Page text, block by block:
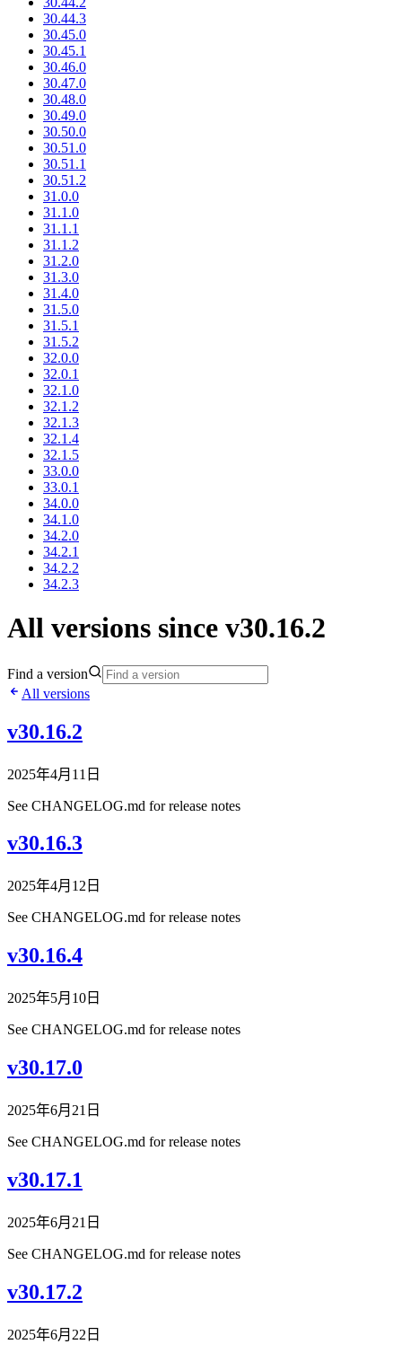
30.44.3
30.45.0
30.45.1
30.46.0
30.47.0
30.48.0
30.49.0
30.50.0
30.51.0
30.51.1
30.51.2
31.0.0
31.1.0
31.1.1
31.1.2
31.2.0
31.3.0
31.4.0
31.5.0
31.5.1
31.5.2
32.0.0
32.0.1
32.1.0
32.1.2
32.1.3
32.1.4
32.1.5
33.0.0
33.0.1
34.0.0
34.1.0
34.2.0
34.2.1
34.2.2
34.2.3
All versions since v30.16.2
Find a version
All versions
v30.16.2
2025年4月11日
See CHANGELOG.md for release notes
v30.16.3
2025年4月12日
See CHANGELOG.md for release notes
v30.16.4
2025年5月10日
See CHANGELOG.md for release notes
v30.17.0
2025年6月21日
See CHANGELOG.md for release notes
v30.17.1
2025年6月21日
See CHANGELOG.md for release notes
v30.17.2
2025年6月22日